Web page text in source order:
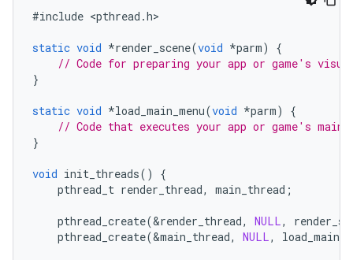
#include <pthread .h>
static void *render_scene(void *parm)
{
// Code for preparing your app or game's visual
}
static void *load_main_menu(void *parm)
{
// Code that executes your app or game's
}
void init_threads()
{
pthread_t render_thread, main_thread ;
pthread_create(&render_thread, NULL,
pthread_create(&main_thread, NULL,